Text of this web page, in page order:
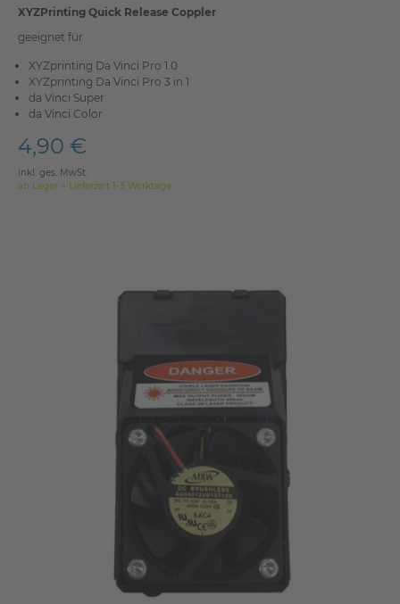
XYZPrinting Quick Release Coppler
geeignet für
XYZprinting Da Vinci Pro 1.0
XYZprinting Da Vinci Pro 3 in 1
da Vinci Super
da Vinci Color
4,90 €
inkl. ges. MwSt.
ab Lager > Lieferzeit 1-3 Werktage